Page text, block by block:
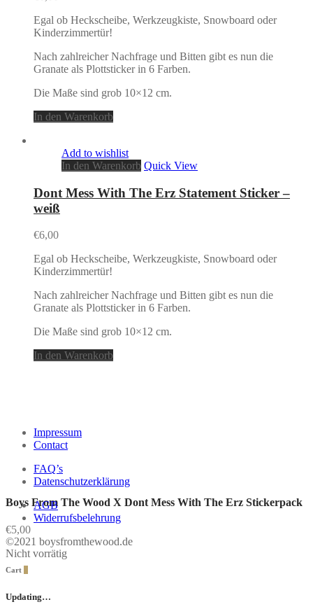
Egal ob Heckscheibe, Werkzeugkiste, Snowboard oder
Kinderzimmertür!
Nach zahlreicher Nachfrage und Bitten gibt es nun die
Granate als Plottsticker in 6 Farben.
Die Maße sind grob 10×12 cm.
In den Warenkorb
Add to wishlist
In den Warenkorb Quick View
Dont Mess With The Erz Statement Sticker –
weiß
€6,00
Egal ob Heckscheibe, Werkzeugkiste, Snowboard oder
Kinderzimmertür!
Nach zahlreicher Nachfrage und Bitten gibt es nun die
Granate als Plottsticker in 6 Farben.
Die Maße sind grob 10×12 cm.
In den Warenkorb
Boys From The Wood X Dont Mess With The Erz Stickerpack
€5,00
Nicht vorrätig
Impressum
Contact
FAQ’s
Datenschutzerklärung
AGB
Widerrufsbelehrung
©2021 boysfromthewood.de
Cart
Updating…